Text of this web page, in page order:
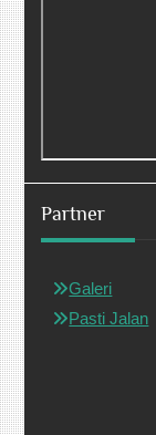
Partner
Galeri
Pasti Jalan